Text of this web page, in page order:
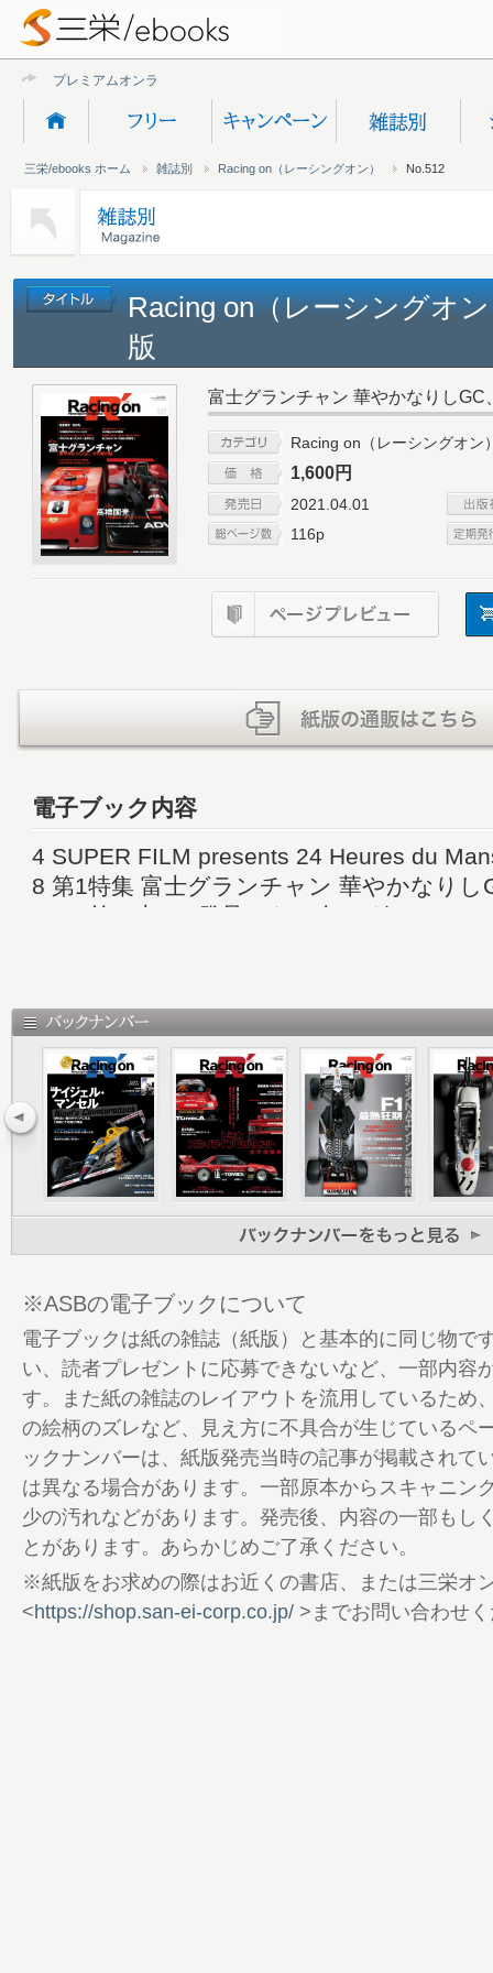
プレミアムオンライン新規
三栄/ebooks ホーム 雑誌別 Racing on（レーシングオン） No.512
Racing on（レーシングオ
版
富士グランチャン 華やかなりしGC
Racing on（レーシングオン
1,600円
2021.04.01
116p
電子ブック内容
4 SUPER FILM presents 24 Heures du
8 第1特集 富士グランチャン 華やかなりし
10 前口上 GC発足から50年。グランチ
1989］隆盛と終焉は突然に
20 ［インタビュー］高原敬武
25 ［インタビュー］田中 弘
30 GC初心者講座 GCってどんなレース？
34 全盛期1971-1974回想 Part1［マシン
46 全盛期1971-1974回想 Part2［ドライ
クを駆け抜けたスターたち
54 「ザ・スター」生沢徹が歩んだ富士
60 富士GCについて回る「悲劇性」中野
戸裕、佐藤文康、高橋徹……
68 GCが生み、育て、拡大させたコンス
ーナー／チームの存在 富士GCの“功績”
72 由良拓也が手がけた空力マシンたち
教えてくれた
78 ［おわりに］偶然がいくつも重なる
る。
79 auto sport web shop
80 第2特集 高橋国光 いざ讃えん、生ける“
82 ［インタビュー］感謝にあふれる“神
88 輝かしい記録と記憶に残るマシンたち
※ASBの電子ブックについて
電子ブックは紙の雑誌（紙版）と基本的に同じ物で
い、読者プレゼントに応募できないなど、一部内容
す。また紙の雑誌のレイアウトを流用しているため
の絵柄のズレなど、見え方に不具合が生じているペ
ックナンバーは、紙版発売当時の記事が掲載されて
は異なる場合があります。一部原本からスキャニン
少の汚れなどがあります。発売後、内容の一部もし
とがあります。あらかじめご了承ください。
※紙版をお求めの際はお近くの書店、または三栄オ
<https://shop.san-ei-corp.co.jp/ >までお問い合わせ